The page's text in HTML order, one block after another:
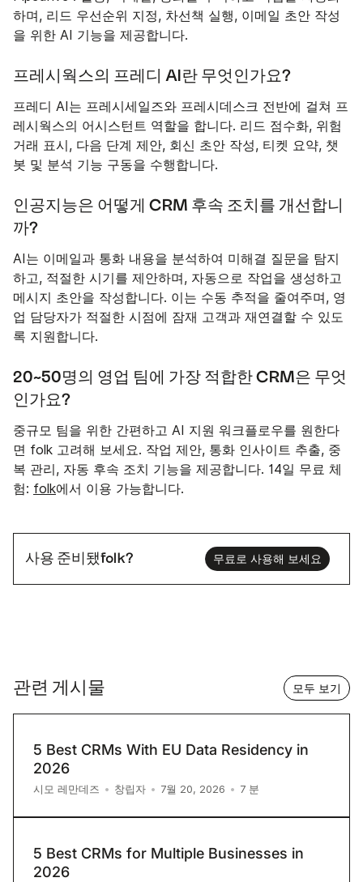
하며, 리드 우선순위 지정, 차선책 실행, 이메일 초안 작성
을 위한 AI 기능을 제공합니다.
프레시웍스의 프레디 AI란 무엇인가요?
프레디 AI는 프레시세일즈와 프레시데스크 전반에 걸쳐 프
레시웍스의 어시스턴트 역할을 합니다. 리드 점수화, 위험
거래 표시, 다음 단계 제안, 회신 초안 작성, 티켓 요약, 챗
봇 및 분석 기능 구동을 수행합니다.
인공지능은 어떻게 CRM 후속 조치를 개선합니
까?
AI는 이메일과 통화 내용을 분석하여 미해결 질문을 탐지
하고, 적절한 시기를 제안하며, 자동으로 작업을 생성하고
메시지 초안을 작성합니다. 이는 수동 추적을 줄여주며, 영
업 담당자가 적절한 시점에 잠재 고객과 재연결할 수 있도
록 지원합니다.
20~50명의 영업 팀에 가장 적합한 CRM은 무엇
인가요?
중규모 팀을 위한 간편하고 AI 지원 워크플로우를 원한다
면 folk 고려해 보세요. 작업 제안, 통화 인사이트 추출, 중
복 관리, 자동 후속 조치 기능을 제공합니다. 14일 무료 체
험: folk에서 이용 가능합니다.
사용 준비됐folk? 무료로 사용해 보세요
관련 게시물 모두 보기
5 Best CRMs With EU Data Residency in
2026
시모 레만데즈 • 창립자 • 7월 20, 2026 • 7 분
5 Best CRMs for Multiple Businesses in
2026